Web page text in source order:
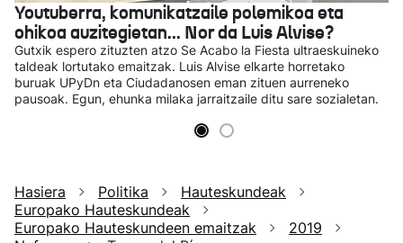
Youtuberra, komunikatzaile polemikoa eta
ohikoa auzitegietan... Nor da Luis Alvise?
Gutxik espero zituzten atzo Se Acabo la Fiesta ultraeskuineko
taldeak lortutako emaitzak. Luis Alvise elkarte horretako
buruak UPyDn eta Ciudadanosen eman zituen aurreneko
pausoak. Egun, ehunka milaka jarraitzaile ditu sare sozialetan.
Hasiera Politika
Hauteskundeak
Europako Hauteskundeak
Europako Hauteskundeen emaitzak
2019